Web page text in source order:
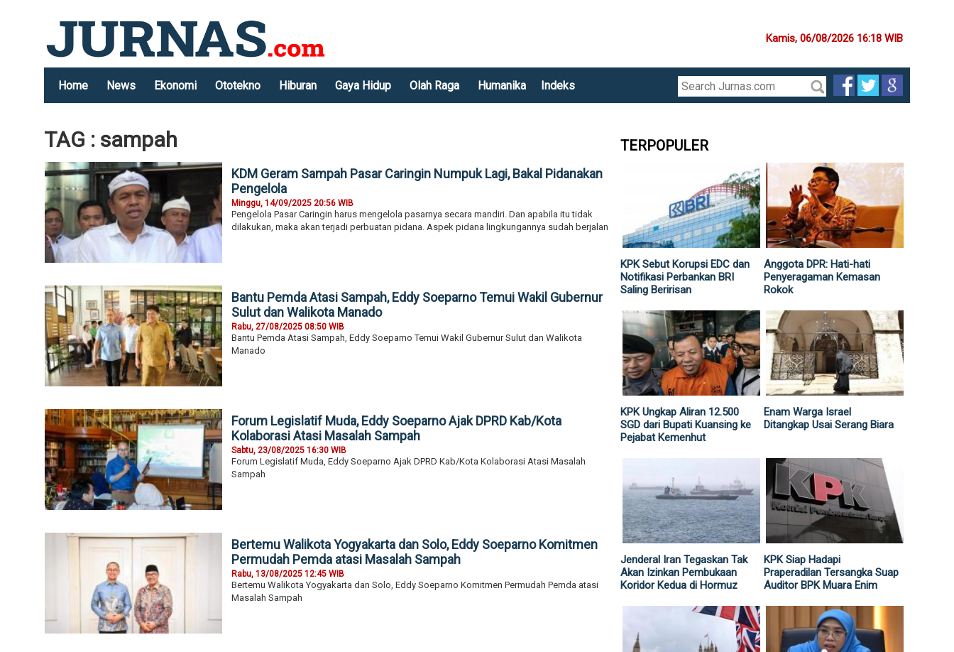
Kamis, 06/08/2026 16:18 WIB
Home News Ekonomi Ototekno Hiburan Gaya Hidup Olah Raga Humanika Indeks
TAG : sampah
KDM Geram Sampah Pasar Caringin Numpuk Lagi, Bakal Pidanakan
Pengelola
Minggu, 14/09/2025 20:56 WIB
Pengelola Pasar Caringin harus mengelola pasarnya secara mandiri. Dan apabila itu tidak
dilakukan, maka akan terjadi perbuatan pidana. Aspek pidana lingkungannya sudah berjalan
Bantu Pemda Atasi Sampah, Eddy Soeparno Temui Wakil Gubernur
Sulut dan Walikota Manado
Rabu, 27/08/2025 08:50 WIB
Bantu Pemda Atasi Sampah, Eddy Soeparno Temui Wakil Gubernur Sulut dan Walikota
Manado
Forum Legislatif Muda, Eddy Soeparno Ajak DPRD Kab/Kota
Kolaborasi Atasi Masalah Sampah
Sabtu, 23/08/2025 16:30 WIB
Forum Legislatif Muda, Eddy Soeparno Ajak DPRD Kab/Kota Kolaborasi Atasi Masalah
Sampah
Bertemu Walikota Yogyakarta dan Solo, Eddy Soeparno Komitmen
Permudah Pemda atasi Masalah Sampah
Rabu, 13/08/2025 12:45 WIB
Bertemu Walikota Yogyakarta dan Solo, Eddy Soeparno Komitmen Permudah Pemda atasi
Masalah Sampah
TERPOPULER
KPK Sebut Korupsi EDC dan
Notifikasi Perbankan BRI
Saling Beririsan
Anggota DPR: Hati-hati
Penyeragaman Kemasan
Rokok
KPK Ungkap Aliran 12.500
SGD dari Bupati Kuansing ke
Pejabat Kemenhut
Enam Warga Israel
Ditangkap Usai Serang Biara
Jenderal Iran Tegaskan Tak
Akan Izinkan Pembukaan
Koridor Kedua di Hormuz
KPK Siap Hadapi
Praperadilan Tersangka Suap
Auditor BPK Muara Enim